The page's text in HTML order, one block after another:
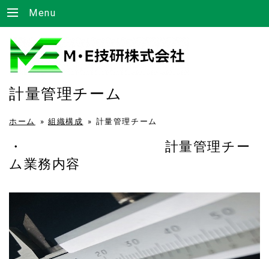
Menu
計量管理チーム
ホーム » 組織構成 » 計量管理チーム
・ 計量管理チー
ム業務内容